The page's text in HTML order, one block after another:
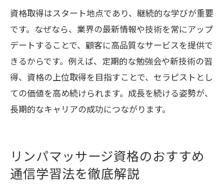
資格取得はスタート地点であり、継続的な学びが重要
です。なぜなら、業界の最新情報や技術を常にアップ
デートすることで、顧客に高品質なサービスを提供で
きるからです。例えば、定期的な勉強会や新技術の習
得、資格の上位取得を目指すことで、セラピストとし
ての価値を高め続けられます。成長を続ける姿勢が、
長期的なキャリアの成功につながります。
リンパマッサージ資格のおすすめ
通信学習法を徹底解説